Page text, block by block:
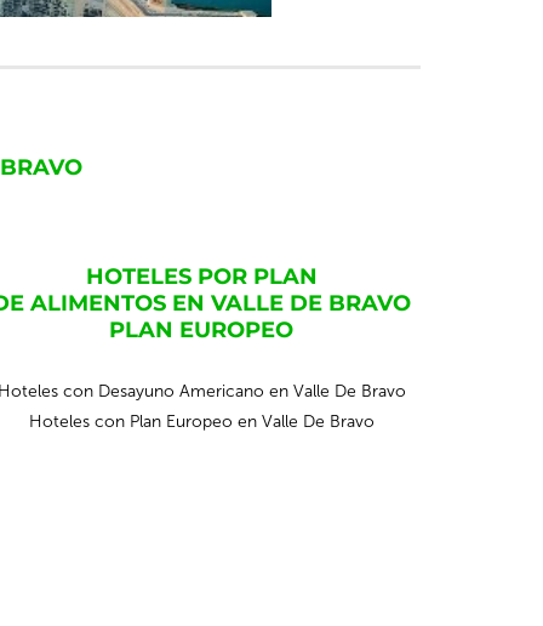
HOTELES POR PLAN
ALIMENTOS EN VALLE DE BRAVO
PLAN EUROPEO
Hoteles con Desayuno Americano en Valle De Bravo
Hoteles con Plan Europeo en Valle De Bravo